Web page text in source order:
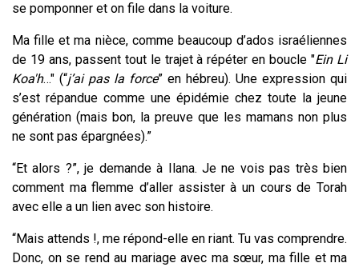
se pomponner et on file dans la voiture.
Ma fille et ma nièce, comme beaucoup d’ados israéliennes
de 19 ans, passent tout le trajet à répéter en boucle "Ein Li
Koa'h…" (“j’ai pas la force” en hébreu). Une expression qui
s’est répandue comme une épidémie chez toute la jeune
génération (mais bon, la preuve que les mamans non plus
ne sont pas épargnées).”
“Et alors ?”, je demande à Ilana. Je ne vois pas très bien
comment ma flemme d’aller assister à un cours de Torah
avec elle a un lien avec son histoire.
“Mais attends !, me répond-elle en riant. Tu vas comprendre.
Donc, on se rend au mariage avec ma sœur, ma fille et ma